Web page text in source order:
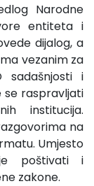
Narodne
entiteta i
dijalog, a
vezanim za
sadašnjosti i
se raspravljati
institucija.
na
Umjesto
je poštivati i
zakone.